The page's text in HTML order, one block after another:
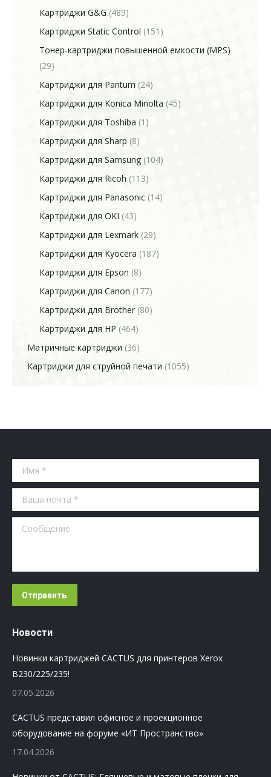
Картриджи G&G (489)
Картриджи Static Control (151)
Тонер-картриджи повышенной емкости (MPS)
(29)
Картриджи для Pantum (24)
Картриджи для Konica Minolta (45)
Картриджи для Toshiba (1)
Картриджи для Sharp (8)
Картриджи для Samsung (104)
Картриджи для Ricoh (113)
Картриджи для Panasonic (14)
Картриджи для OKI (43)
Картриджи для Lexmark (29)
Картриджи для Kyocera (187)
Картриджи для Epson (8)
Картриджи для Canon (177)
Картриджи для Brother (80)
Картриджи для HP (464)
Матричные картриджи (36)
Картриджи для струйной печати (1055)
Имя *
Ваша почта *
Сообщение
Отправить
Новости
Новинки картриджей CACTUS для принтеров Xerox
B230/225/235!
07.05.2026
CACTUS представил офисное и проекционное
оборудование на форуме «ИТ Пространство»
17.04.2026